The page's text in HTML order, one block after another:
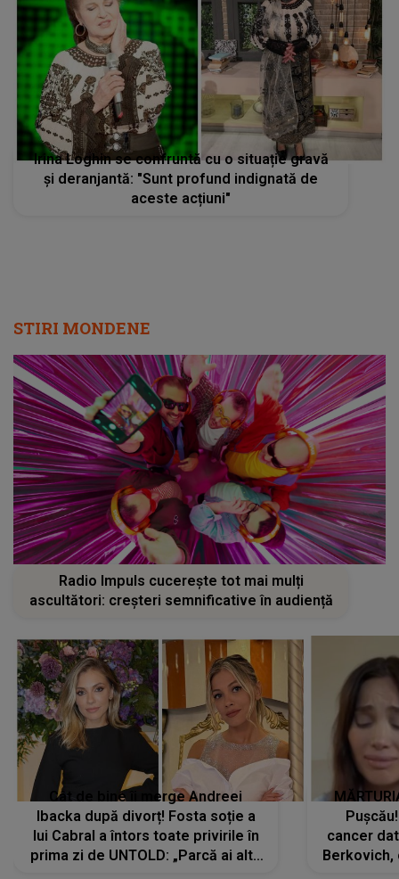
Irina Loghin se confruntă cu o situație gravă
și deranjantă: "Sunt profund indignată de
aceste acțiuni"
STIRI MONDENE
Radio Impuls cucerește tot mai mulți
ascultători: creșteri semnificative în audiență
Cât de bine îi merge Andreei
Ibacka după divorț! Fosta soție a
lui Cabral a întors toate privirile în
prima zi de UNTOLD: „Parcă ai altă
cancer
Berkovich,